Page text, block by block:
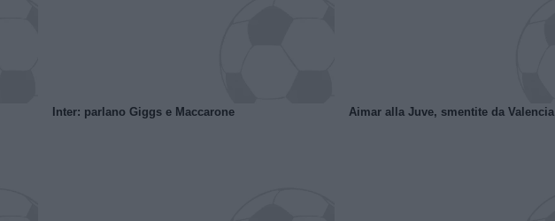
Inter: parlano Giggs e Maccarone Aimar alla Juve, smentite da Valencia